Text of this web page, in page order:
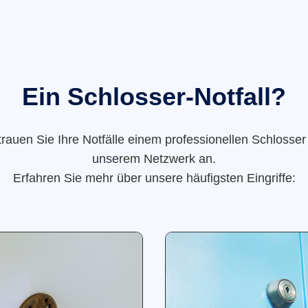
Ein Schlosser-Notfall?
Sie Ihre Notfälle einem professionellen
unserem Netzwerk an.
Erfahren Sie mehr über unsere häufigsten Eingriffe: